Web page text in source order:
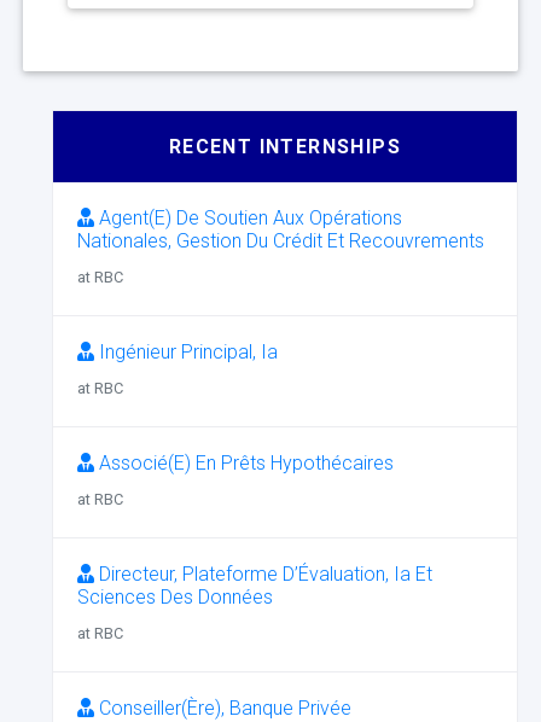
RECENT INTERNSHIPS
Agent(E) De Soutien Aux Opérations
Nationales, Gestion Du Crédit Et Recouvrements
at RBC
Ingénieur Principal, Ia
at RBC
Associé(E) En Prêts Hypothécaires
at RBC
Directeur, Plateforme D’Évaluation, Ia Et
Sciences Des Données
at RBC
Conseiller(Ère), Banque Privée